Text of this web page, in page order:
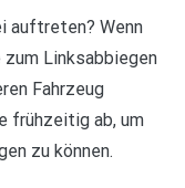
auftreten? Wenn
Linksabbiegen
Fahrzeug
frühzeitig ab, um
zu können.